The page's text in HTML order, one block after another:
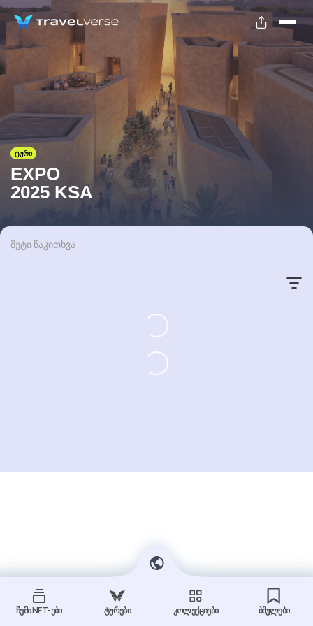
ტური
EXPO
2025 KSA
მეტი წაკითხვა
ჩემი NFT-ები ტურები კოლექციები ბმულები